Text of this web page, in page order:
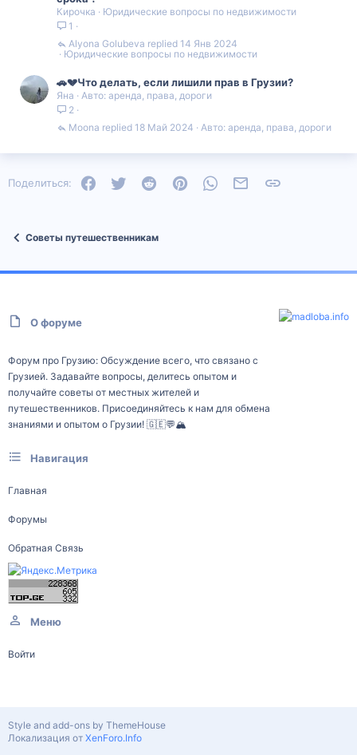
Кирочка
Юридические вопросы по недвижимости
1
Юридические вопросы по недвижимости
14 Янв 2024
Alyona Golubeva
🚗💔Что делать, если лишили прав в Грузии?
Яна
Авто: аренда, права, дороги
2
Авто: аренда, права, дороги
18 Май 2024
Moona
Поделиться: FacebookTwitter Reddit PinterestWhatsAppЭлектронная почта
Советы путешественникам
О форуме
Форум про Грузию: Обсуждение всего, что связано с
Грузией. Задавайте вопросы, делитесь опытом и
получайте советы от местных жителей и
путешественников. Присоединяйтесь к нам для обмена
знаниями и опытом о Грузии! 🇬🇪💬🏔️
Навигация
Главная
Форумы
Обратная Связь
Меню
Войти
Style and add-ons by ThemeHouse
Локализация от XenForo.Info